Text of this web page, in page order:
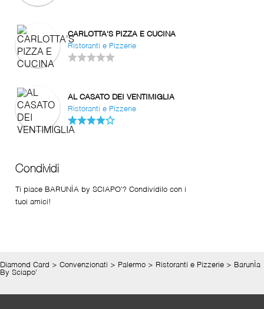
CARLOTTA'S PIZZA E CUCINA
Ristoranti e Pizzerie
AL CASATO DEI VENTIMIGLIA
Ristoranti e Pizzerie
Condividi
Ti piace BARUNÌA by SCIAPO'? Condividilo con i
tuoi amici!
Diamond Card > Convenzionati > Palermo > Ristoranti e Pizzerie > BarunÌa
By Sciapo'